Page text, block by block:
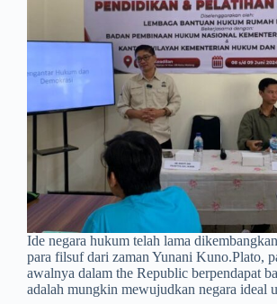
Ide negara hukum telah lama
para filsuf dari zaman Yunani Kuno.Plato,
awalnya dalam the Republic berpendapat
adalah mungkin mewujudkan negara ideal